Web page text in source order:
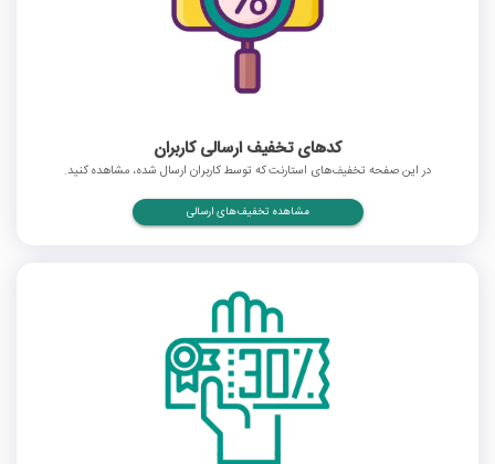
کدهای تخفیف ارسالی کاربران
در این صفحه تخفیف‌های استارنت که توسط کاربران ارسال شده، مشاهده کنید.
مشاهده تخفیف‌های ارسالی